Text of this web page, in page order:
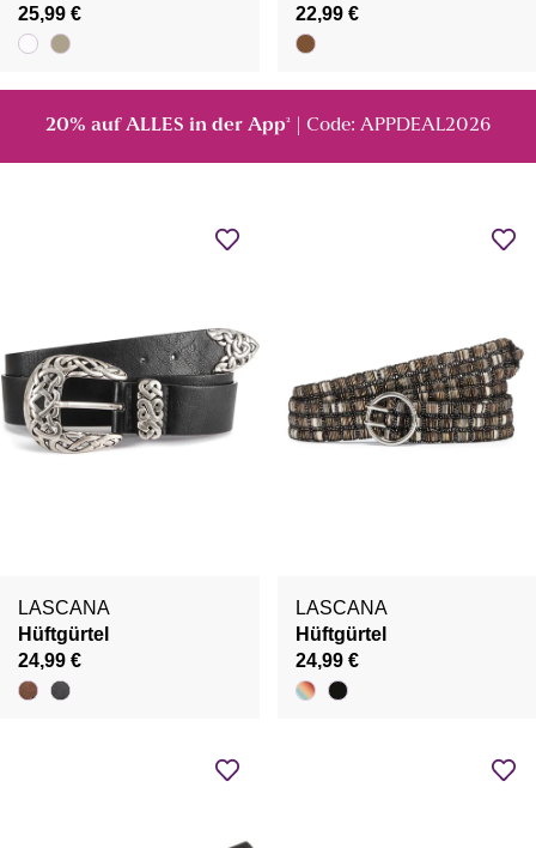
25,99 €
22,99 €
20% auf ALLES in der App² | Code: APPDEAL2026
LASCANA
Hüftgürtel
24,99 €
LASCANA
Hüftgürtel
24,99 €